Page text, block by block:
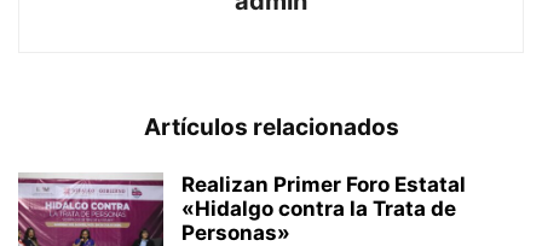
Artículos relacionados
Realizan Primer Foro Estatal
«Hidalgo contra la Trata de
Personas»